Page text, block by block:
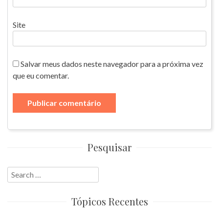
Site
Salvar meus dados neste navegador para a próxima vez
que eu comentar.
Pesquisar
Search
for:
Tópicos Recentes